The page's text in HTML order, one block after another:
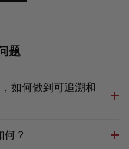
题
如何做到可追溯和
？